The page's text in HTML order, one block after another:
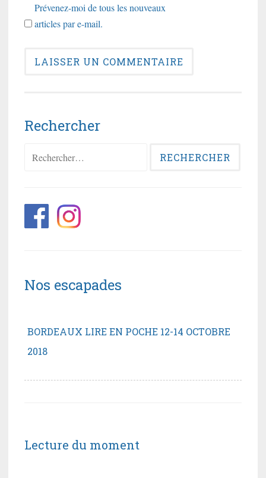
Prévenez-moi de tous les nouveaux
articles par e-mail.
Rechercher
Rechercher :
Nos escapades
BORDEAUX LIRE EN POCHE 12-14 OCTOBRE
2018
Lecture du moment